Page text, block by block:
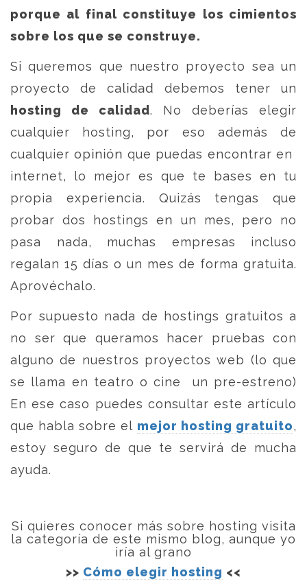
porque al final constituye los cimientos
sobre los que se construye.
Si queremos que nuestro proyecto sea un
proyecto de calidad debemos tener un
hosting de calidad. No deberías elegir
cualquier hosting, por eso además de
cualquier opinión que puedas encontrar en
internet, lo mejor es que te bases en tu
propia experiencia. Quizás tengas que
probar dos hostings en un mes, pero no
pasa nada, muchas empresas incluso
regalan 15 días o un mes de forma gratuita.
Aprovéchalo.
Por supuesto nada de hostings gratuitos a
no ser que queramos hacer pruebas con
alguno de nuestros proyectos web (lo que
se llama en teatro o cine un pre-estreno)
En ese caso puedes consultar este artículo
que habla sobre el mejor hosting gratuito,
estoy seguro de que te servirá de mucha
ayuda.
Si quieres conocer más sobre hosting visita
la categoría de este mismo blog, aunque yo
iría al grano
>> Cómo elegir hosting <<